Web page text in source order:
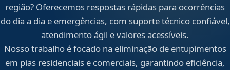
região? Oferecemos respostas rápidas para ocorrências
do dia a dia e emergências, com suporte técnico confiável,
atendimento ágil e valores acessíveis.
Nosso trabalho é focado na eliminação de entupimentos
em pias residenciais e comerciais, garantindo eficiência,